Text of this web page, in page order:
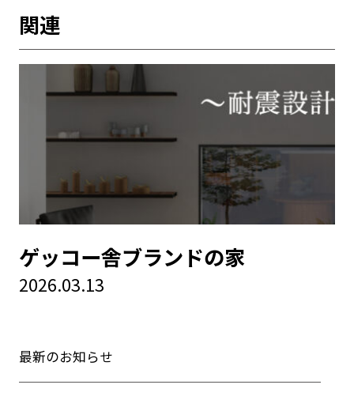
関連
ゲッコー舎ブランドの家
2026.03.13
最新のお知らせ